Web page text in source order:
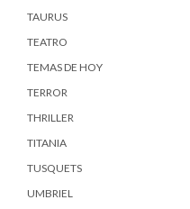
TAURUS
TEATRO
TEMAS DE HOY
TERROR
THRILLER
TITANIA
TUSQUETS
UMBRIEL